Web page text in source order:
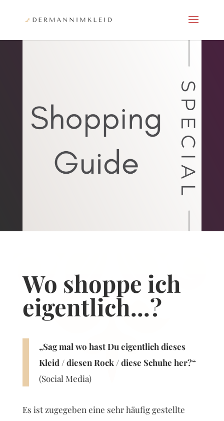
Wo shoppe ich
eigentlich...?
„Sag mal wo hast Du eigentlich dieses
Kleid / diesen Rock / diese Schuhe her?“
(Social Media)
Es ist zugegeben eine sehr häufig gestellte